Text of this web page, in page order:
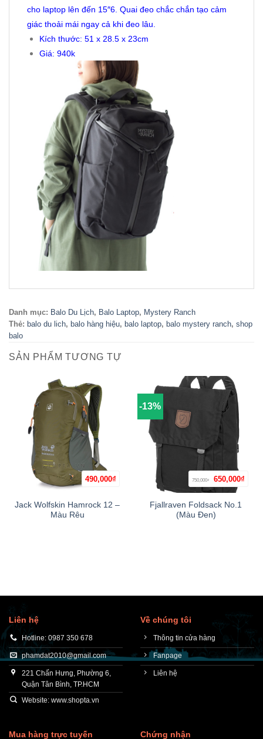
cho laptop lên đến 15″6. Quai đeo chắc chắn tạo cảm
giác thoải mái ngay cả khi đeo lâu.
Kích thước: 51 x 28.5 x 23cm
Giá: 940k
Danh mục: Balo Du Lịch, Balo Laptop, Mystery Ranch
Thẻ: balo du lich, balo hàng hiệu, balo laptop, balo mystery ranch, shop
balo
SẢN PHẨM TƯƠNG TỰ
490,000₫
Jack Wolfskin Hamrock 12 –
Màu Rêu
-13%
750,000₫
Giá
là:
750,000₫.
650,000₫
Fjallraven Foldsack No.1
(Màu Đen)
Liên hệ
Hotline: 0987 350 678
phamdat2010@gmail.com
221 Chấn Hưng, Phường 6,
Quận Tân Bình, TP.HCM
Website: www.shopta.vn
Về chúng tôi
Thông tin cửa hàng
Fanpage
Liên hệ
Mua hàng trực tuyến Chứng nhận